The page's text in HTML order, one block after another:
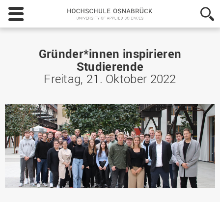
Hochschule
Osnabrück
-
Applied
Gründer*innen inspirieren
Studierende
Freitag, 21. Oktober 2022